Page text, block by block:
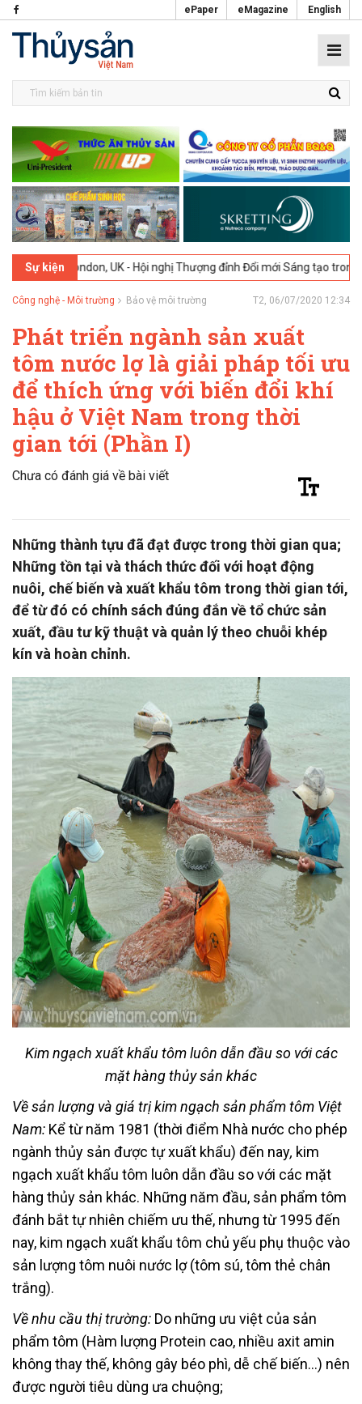
ePaper eMagazine English
Sự kiện
London, UK - Hội nghị Thượng đỉnh Đổi mới Sáng tạo trong Ngành
Công nghệ - Môi trường Bảo vệ môi trường T2, 06/07/2020 12:34
Phát triển ngành sản xuất
tôm nước lợ là giải pháp tối ưu
để thích ứng với biến đổi khí
hậu ở Việt Nam trong thời
gian tới (Phần I)
Chưa có đánh giá về bài viết
Những thành tựu đã đạt được trong thời gian qua;
Những tồn tại và thách thức đối với hoạt động
nuôi, chế biến và xuất khẩu tôm trong thời gian tới,
để từ đó có chính sách đúng đắn về tổ chức sản
xuất, đầu tư kỹ thuật và quản lý theo chuỗi khép
kín và hoàn chỉnh.
Kim ngạch xuất khẩu tôm luôn dẫn đầu so với các
mặt hàng thủy sản khác
Về sản lượng và giá trị kim ngạch sản phẩm tôm Việt
Nam: Kể từ năm 1981 (thời điểm Nhà nước cho phép
ngành thủy sản được tự xuất khẩu) đến nay, kim
ngạch xuất khẩu tôm luôn dẫn đầu so với các mặt
hàng thủy sản khác. Những năm đầu, sản phẩm tôm
đánh bắt tự nhiên chiếm ưu thế, nhưng từ 1995 đến
nay, kim ngạch xuất khẩu tôm chủ yếu phụ thuộc vào
sản lượng tôm nuôi nước lợ (tôm sú, tôm thẻ chân
trắng).
Về nhu cầu thị trường: Do những ưu việt của sản
phẩm tôm (Hàm lượng Protein cao, nhiều axit amin
không thay thế, không gây béo phì, dễ chế biến…) nên
được người tiêu dùng ưa chuộng;